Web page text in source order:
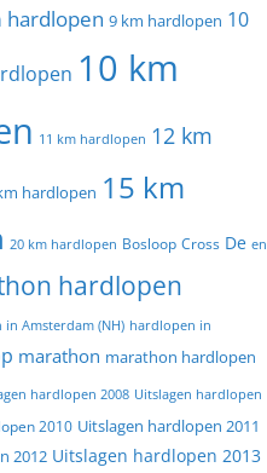
hardlopen 9 km hardlopen 10
10 km
11 km hardlopen 12 km
hardlopen 15 km
20 km hardlopen Bosloop Cross De en
hardlopen
Amsterdam (NH) hardlopen in
marathon marathon hardlopen
hardlopen 2008 Uitslagen hardlopen
2010 Uitslagen hardlopen 2011
2012 Uitslagen hardlopen 2013